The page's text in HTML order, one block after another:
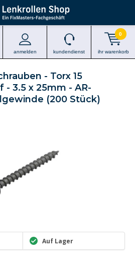
anmelden kundendienst ihr warenkorb
0
- Torx 15
- 3.5 x 25mm - AR-
(200 Stück)
Auf Lager